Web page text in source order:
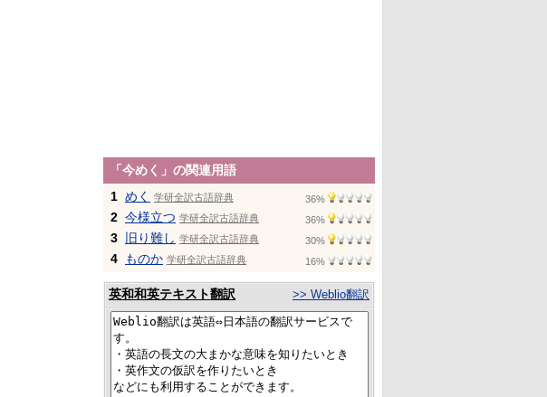
「今めく」の関連用語
1 めく 学研全訳古語辞典 36%
2 今様立つ 学研全訳古語辞典 36%
3 旧り難し 学研全訳古語辞典 30%
4 ものか 学研全訳古語辞典 16%
英和和英テキスト翻訳 >> Weblio翻訳